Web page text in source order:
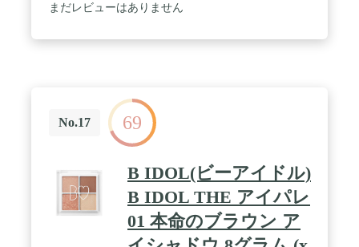
まだレビューはありません
No.17 69
B IDOL(ビーアイドル)
B IDOL THE アイパレ
01 本命のブラウン ア